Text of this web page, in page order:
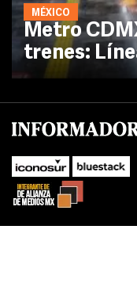
MÉXICO
Metro
trenes: